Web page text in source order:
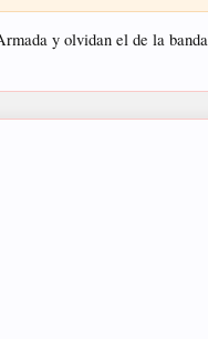
y olvidan el de la banda